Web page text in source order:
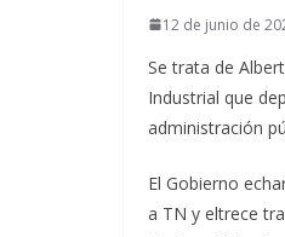
12 de junio de
Se trata de
Industrial que
administración
El Gobierno
a TN y eltrece